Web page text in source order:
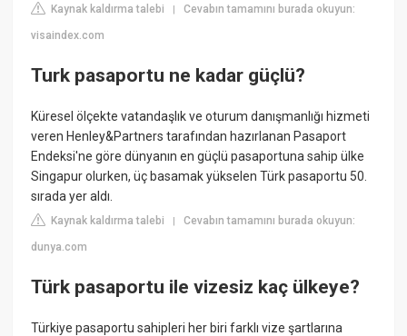
Kaynak kaldırma talebi |Cevabın tamamını burada okuyun:
visaindex.com
Turk pasaportu ne kadar güçlü?
Küresel ölçekte vatandaşlık ve oturum danışmanlığı hizmeti
veren Henley&Partners tarafından hazırlanan Pasaport
Endeksi'ne göre dünyanın en güçlü pasaportuna sahip ülke
Singapur olurken, üç basamak yükselen Türk pasaportu 50.
sırada yer aldı.
Kaynak kaldırma talebi |Cevabın tamamını burada okuyun:
dunya.com
Türk pasaportu ile vizesiz kaç ülkeye?
Türkiye pasaportu sahipleri her biri farklı vize şartlarına